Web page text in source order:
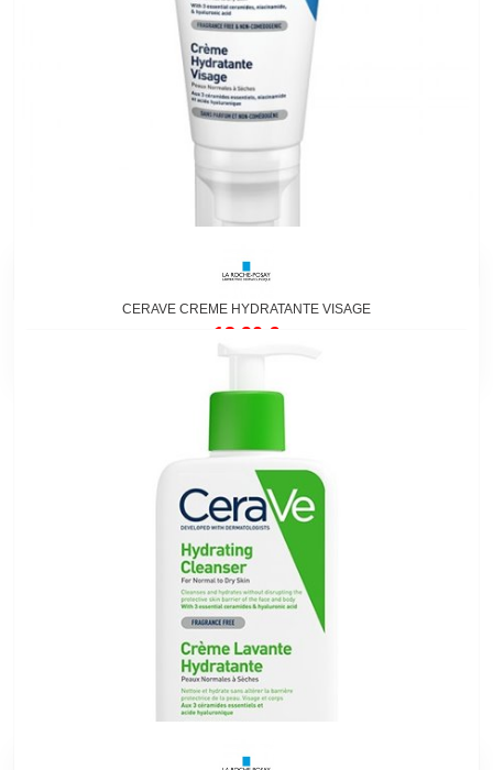
CERAVE CREME HYDRATANTE VISAGE
13,90 €